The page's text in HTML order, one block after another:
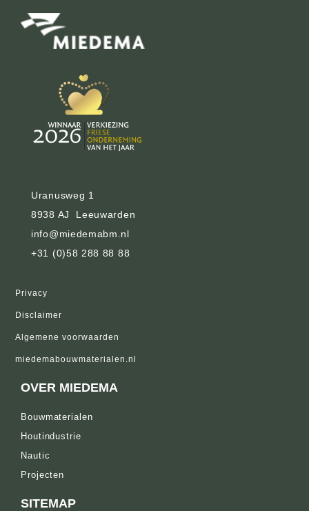
Uranusweg 1
8938 AJ Leeuwarden
info@miedemabm.nl
+31 (0)58 288 88 88
Privacy
Disclaimer
Algemene voorwaarden
miedemabouwmaterialen.nl
OVER MIEDEMA
Bouwmaterialen
Houtindustrie
Nautic
Projecten
SITEMAP